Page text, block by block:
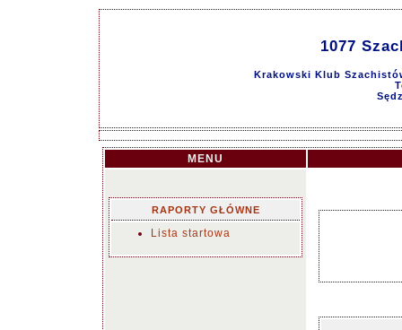
1077
Krakowski Klub
MENU
RAPORTY GŁÓWNE
Lista startowa